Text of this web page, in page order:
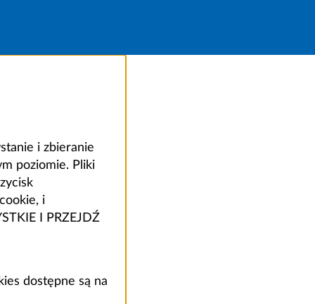
i zbieranie
poziomie. Pliki
i
I PRZEJDŹ
dostępne są na